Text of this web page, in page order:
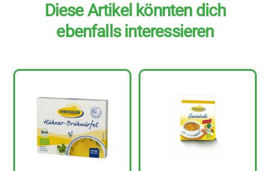
Diese Artikel könnten dich
ebenfalls interessieren